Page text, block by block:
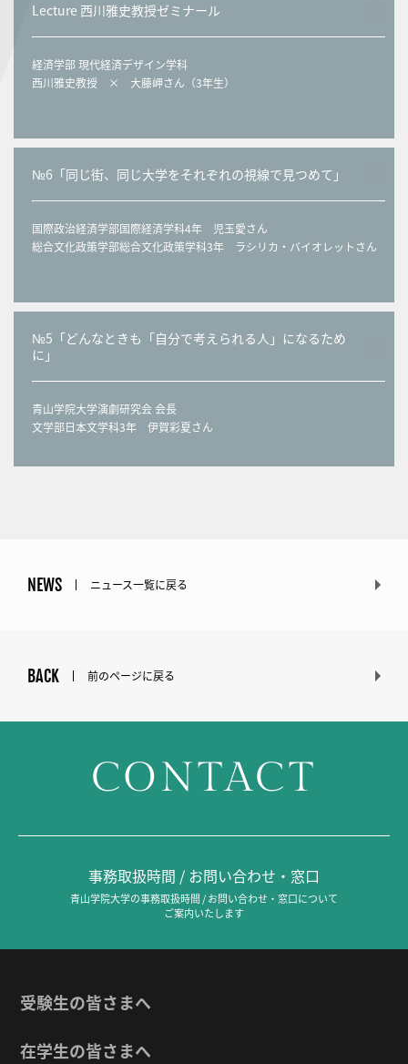
Lecture 西川雅史教授ゼミナール
経済学部 現代経済デザイン学科
西川雅史教授 × 大藤岬さん（3年生）
№6「同じ街、同じ大学をそれぞれの視線で見つめて」
国際政治経済学部国際経済学科4年 児玉愛さん
総合文化政策学部総合文化政策学科3年 ラシリカ・バイオレットさん
№5「どんなときも「自分で考えられる人」になるため
に」
青山学院大学演劇研究会 会長
文学部日本文学科3年 伊賀彩夏さん
NEWS ニュース一覧に戻る
BACK 前のページに戻る
CONTACT
事務取扱時間 / お問い合わせ・窓口
青山学院大学の事務取扱時間 / お問い合わせ・窓口について
ご案内いたします
受験生の皆さまへ
在学生の皆さまへ